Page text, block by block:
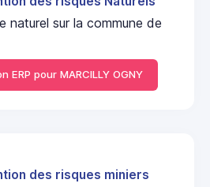
naturel sur la commune de
ERP pour MARCILLY OGNY
des risques miniers